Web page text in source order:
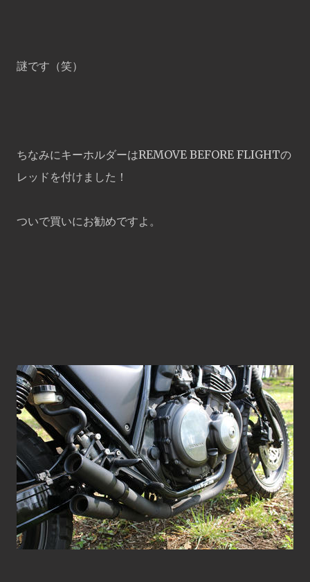
謎です（笑）
ちなみにキーホルダーはREMOVE BEFORE FLIGHTの
レッドを付けました！
ついで買いにお勧めですよ。